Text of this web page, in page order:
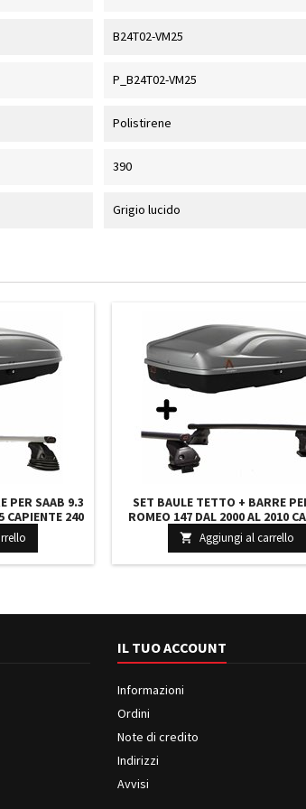
B24T02-VM25
P_B24T02-VM25
Polistirene
390
Grigio lucido
PER SAAB 9.3
CAPIENTE 240
BARRE 110
SET BAULE TETTO + BARRE
ROMEO 147 DAL 2000 AL 2010
330 LITRI GRIGIO CON 2 CHIAVI
CM + KIT ATTACCHI
 Aggiungi al carrello
IL TUO ACCOUNT
Informazioni
Ordini
Note di credito
Indirizzi
Avvisi